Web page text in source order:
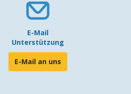
E-Mail
Unterstützung
E-Mail an uns